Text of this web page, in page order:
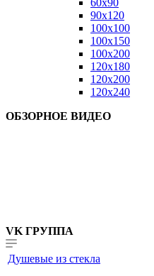
60x90
90x120
100x100
100x150
100x200
120x180
120x200
120x240
ОБЗОРНОЕ ВИДЕО
VK ГРУППА
Душевые из стекла